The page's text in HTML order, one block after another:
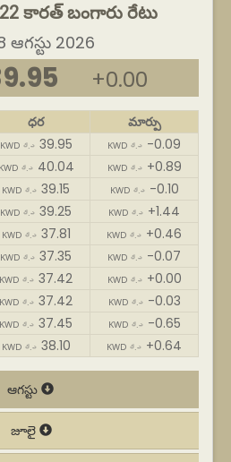
కారత్ బంగారు రేటు
ఆగస్టు 2026
+0.00
ధర
మార్పు
KWD د.ك 39.95 KWD د.ك -0.09
KWD د.ك 40.04 KWD د.ك +0.89
KWD د.ك 39.15 KWD د.ك -0.10
KWD د.ك 39.25 KWD د.ك +1.44
KWD د.ك 37.81 KWD د.ك +0.46
KWD د.ك 37.35 KWD د.ك -0.07
KWD د.ك 37.42 KWD د.ك +0.00
KWD د.ك 37.42 KWD د.ك -0.03
KWD د.ك 37.45 KWD د.ك -0.65
KWD د.ك 38.10 KWD د.ك +0.64
ఆగస్టు
జూలై